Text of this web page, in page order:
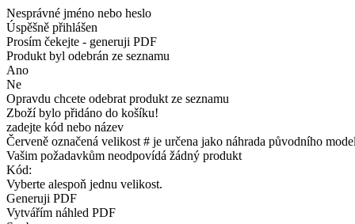
Nesprávné jméno nebo heslo
Úspěšně přihlášen
Prosím čekejte - generuji PDF
Produkt byl odebrán ze seznamu
Ano
Ne
Opravdu chcete odebrat produkt ze seznamu
Zboží bylo přidáno do košíku!
zadejte kód nebo název
Červeně označená velikost # je určena jako náhrada původního
Vašim požadavkům neodpovídá žádný produkt
Kód:
Vyberte alespoň jednu velikost.
Generuji PDF
Vytvářím náhled PDF